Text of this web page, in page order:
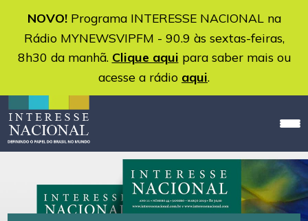
NOVO!Programa INTERESSE NACIONAL na
Rádio MYNEWSVIPFM - 90.9 às sextas-feiras,
8h30 da manhã. Clique aqui para saber mais ou
acesse a rádio aqui.